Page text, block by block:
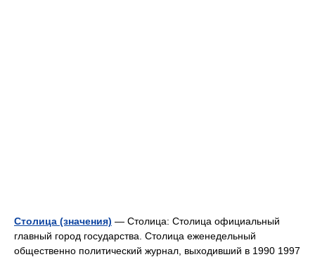
Столица (значения) — Столица: Столица официальный
главный город государства. Столица еженедельный
общественно политический журнал, выходивший в 1990 1997